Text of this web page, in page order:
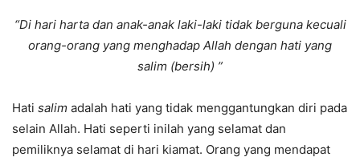
“Di hari harta dan anak-anak laki-laki tidak berguna kecuali
orang-orang yang menghadap Allah dengan hati yang
salim (bersih) ”
Hati salim adalah hati yang tidak menggantungkan diri pada
selain Allah. Hati seperti inilah yang selamat dan
pemiliknya selamat di hari kiamat. Orang yang mendapat